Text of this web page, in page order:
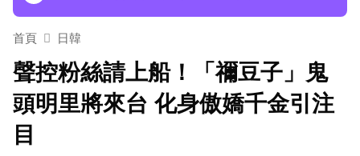
首頁 日韓
聲控粉絲請上船！「禰豆子」鬼
頭明里將來台 化身傲嬌千金引注
目